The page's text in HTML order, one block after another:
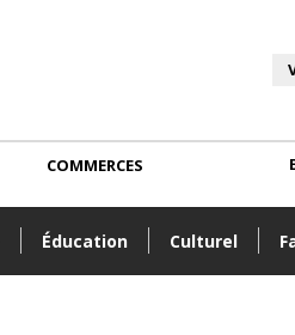
Éducation Culturel
COMMERCES